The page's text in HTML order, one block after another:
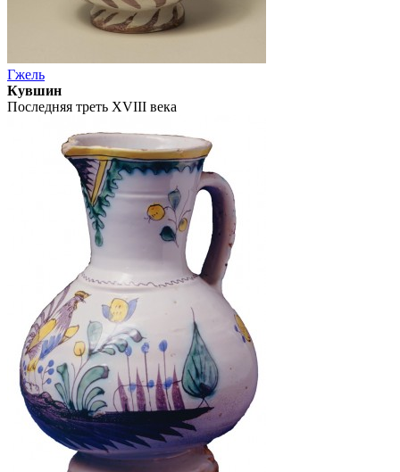
Гжель
Кувшин
Последняя треть XVIII века